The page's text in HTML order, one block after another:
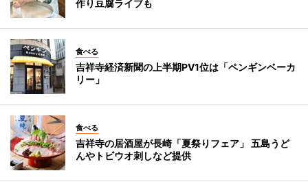
作り豆腐ライブも
食べる
吉祥寺経済新聞の上半期PV1位は「ペンギンベーカ
リー」
食べる
吉祥寺の居酒屋が長崎「夏祭りフェア」 五島うど
んやトビウオ刺しなど提供